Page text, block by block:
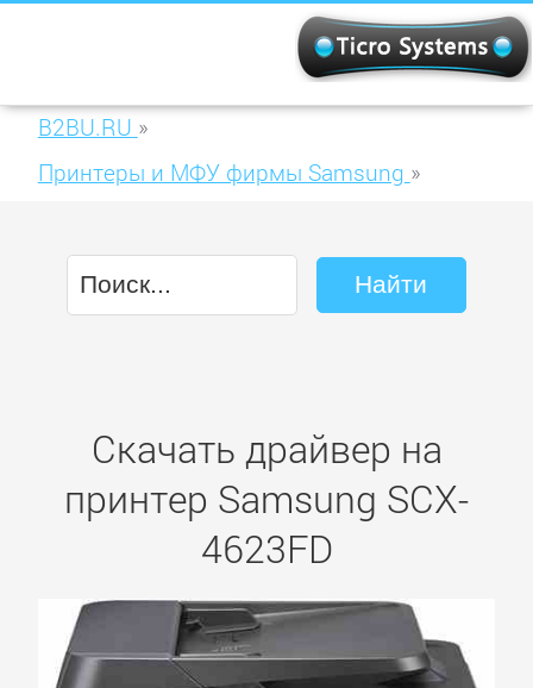
B2BU.RU »
Принтеры и МФУ фирмы Samsung »
Скачать драйвер на
принтер Samsung SCX-
4623FD